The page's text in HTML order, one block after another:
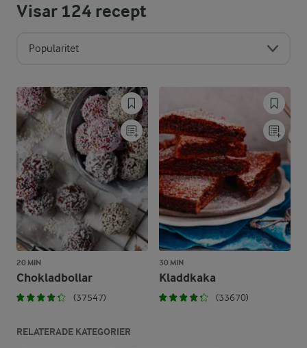
Visar124 recept
Popularitet
20 MIN
Chokladbollar
(37547)
30 MIN
Kladdkaka
(33670)
RELATERADE KATEGORIER